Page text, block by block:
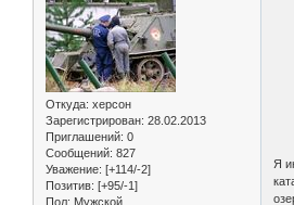
Откуда: херсон
Зарегистрирован: 28.02.2013
Приглашений: 0
Сообщений: 827
Уважение: [+114/-2]
Позитив: [+95/-1]
Пол: Мужской
Я